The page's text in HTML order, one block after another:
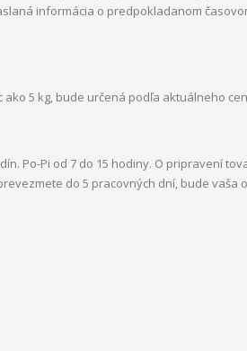
informácia o predpokladanom
5 kg, bude určená podľa aktuálneho
Po-Pi od 7 do 15 hodiny. O pripravení
do 5 pracovných dní, bude vaša